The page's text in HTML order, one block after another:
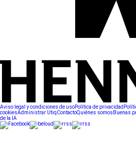
Aviso legal y condiciones de usoPolítica de privacidad
cookiesAdministrar UtiqContactoQuiénes somos Buenas
de la IA